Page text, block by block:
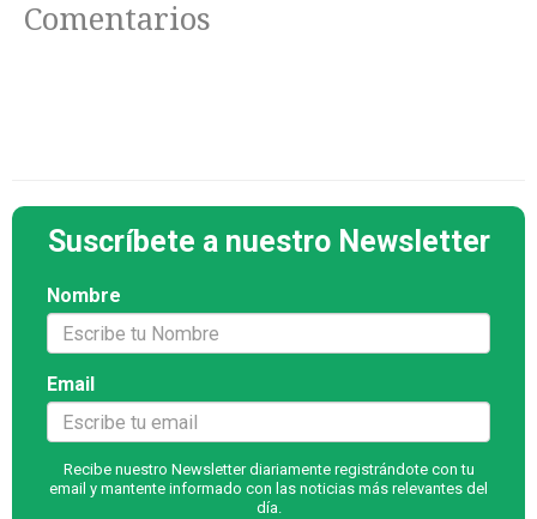
Comentarios
Suscríbete a nuestro Newsletter
Nombre
Email
Recibe nuestro Newsletter diariamente registrándote con tu
email y mantente informado con las noticias más relevantes del
día.